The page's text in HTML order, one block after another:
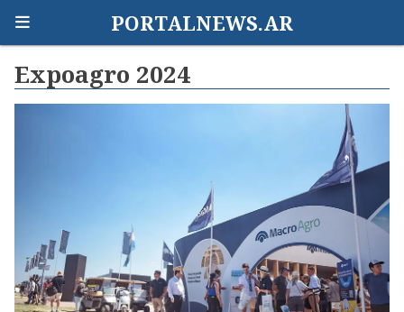
PORTALNEWS.AR
Expoagro 2024